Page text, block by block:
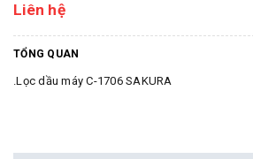
Liên hệ
TỔNG QUAN
.Lọc dầu máy C-1706 SAKURA